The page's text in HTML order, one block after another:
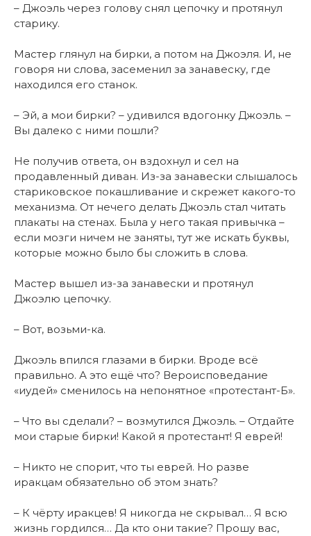
– Джоэль через голову снял цепочку и протянул
старику.
Мастер глянул на бирки, а потом на Джоэля. И, не
говоря ни слова, засеменил за занавеску, где
находился его станок.
– Эй, а мои бирки? – удивился вдогонку Джоэль. –
Вы далеко с ними пошли?
Не получив ответа, он вздохнул и сел на
продавленный диван. Из-за занавески слышалось
стариковское покашливание и скрежет какого-то
механизма. От нечего делать Джоэль стал читать
плакаты на стенах. Была у него такая привычка –
если мозги ничем не заняты, тут же искать буквы,
которые можно было бы сложить в слова.
Мастер вышел из-за занавески и протянул
Джоэлю цепочку.
– Вот, возьми-ка.
Джоэль впился глазами в бирки. Вроде всё
правильно. А это ещё что? Вероисповедание
«иудей» сменилось на непонятное «протестант-Б».
– Что вы сделали? – возмутился Джоэль. – Отдайте
мои старые бирки! Какой я протестант! Я еврей!
– Никто не спорит, что ты еврей. Но разве
иракцам обязательно об этом знать?
– К чёрту иракцев! Я никогда не скрывал… Я всю
жизнь гордился… Да кто они такие? Прошу вас,